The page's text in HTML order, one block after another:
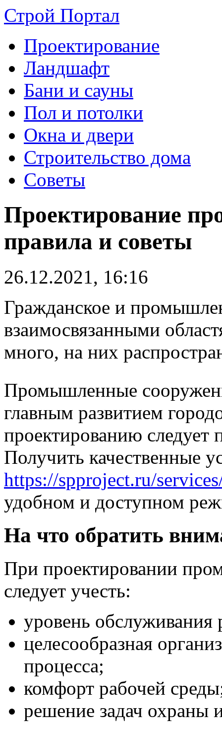
Строй Портал
Проектирование
Ландшафт
Бани и сауны
Пол и потолки
Окна и двери
Строительство дома
Советы
Проектирование
правила и советы
26.12.2021, 16:16
Гражданское и
взаимосвязанными
много, на них
Промышленные
главным развитием
проектированию следует
Получить качественные
https://spproject.ru/
удобном и доступном
На что обратить
При проектировании
следует учесть:
уровень обслуживания
целесообразная
процесса;
комфорт рабочей
решение задач охраны